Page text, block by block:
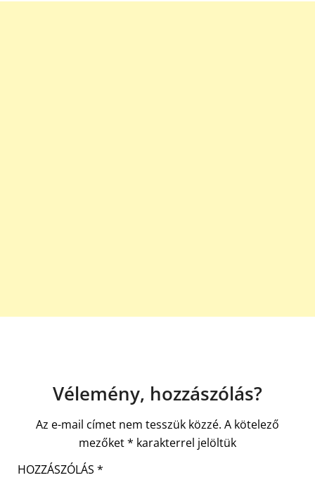
Vélemény, hozzászólás?
Az e-mail címet nem tesszük közzé. A kötelező
mezőket* karakterrel jelöltük
HOZZÁSZÓLÁS *